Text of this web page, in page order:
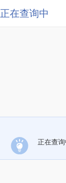
正在查询中
正在查